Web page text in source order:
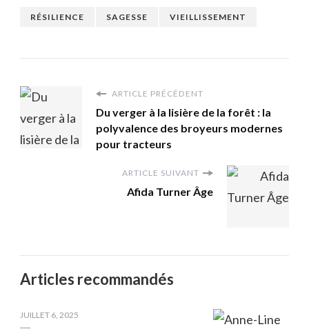
RÉSILIENCE SAGESSE VIEILLISSEMENT
ARTICLE PRÉCÉDENT
Du verger à la lisière de la forêt : la
polyvalence des broyeurs modernes
pour tracteurs
ARTICLE SUIVANT
Afida Turner Âge
Articles recommandés
JUILLET 6, 2025